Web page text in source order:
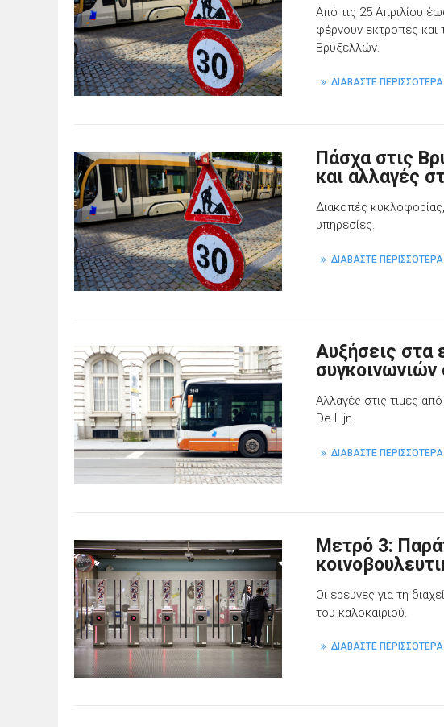
Από τις 25 Απριλίου
φέρνουν εκτροπές και
Βρυξελλών.
ΔΙΑΒΑΣΤΕ ΠΕΡΙΣΣΟΤΕΡΑ
Πάσχα στις
και αλλαγές
Διακοπές
υπηρεσίες.
ΔΙΑΒΑΣΤΕ ΠΕΡΙΣΣΟΤΕΡΑ
Αυξήσεις στα
Αλλαγές στις τιμές
De Lijn.
ΔΙΑΒΑΣΤΕ ΠΕΡΙΣΣΟΤΕΡΑ
Μετρό 3:
Οι έρευνες για τη
του καλοκαιριού.
ΔΙΑΒΑΣΤΕ ΠΕΡΙΣΣΟΤΕΡΑ